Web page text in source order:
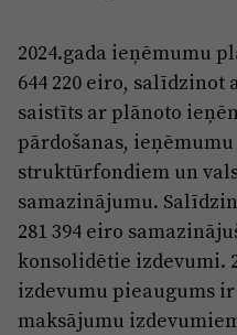
2024.gada ieņēmumu
644 220 eiro, salīdzinot
saistīts ar plānoto
pārdošanas,
struktūrfondiem un
samazinājumu.
281 394 eiro
konsolidētie izdevumi.
izdevumu pieaugums
maksājumu